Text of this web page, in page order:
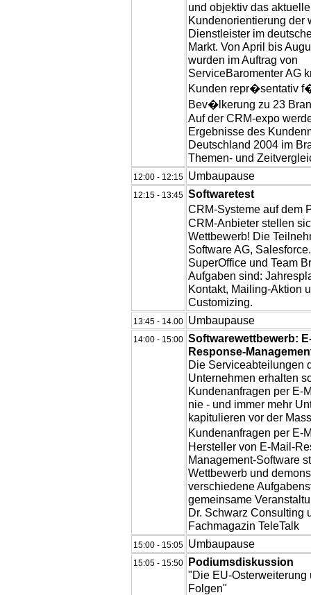
und objektiv das
Kundenorientierung der
Dienstleister im
Markt. Von April bis
wurden im Auftrag von
ServiceBaromenter AG
Kunden repr�sentativ
Bev�lkerung zu 23
Auf der CRM-expo
Ergebnisse des
Deutschland 2004 im
Themen- und
12:00 - 12:15 Umbaupause
12:15 - 13:45 Softwaretest
CRM-Systeme auf dem
CRM-Anbieter stellen
Wettbewerb! Die
Software AG,
SuperOffice und Team
Aufgaben sind:
Kontakt, Mailing-Aktion
Customizing.
13:45 - 14.00 Umbaupause
14:00 - 15:00 Softwarewettbewerb:
Response-
Die Serviceabteilungen
Unternehmen erhalten
Kundenanfragen per E-
nie - und immer mehr
kapitulieren vor der
Kundenanfragen per E-
Hersteller von E-Mail-
Management-Software
Wettbewerb und
verschiedene
gemeinsame
Dr. Schwarz Consulting
Fachmagazin TeleTalk
15:00 - 15:05 Umbaupause
15:05 - 15:50 Podiumsdiskussion
"Die EU-Osterweiterung
Folgen"